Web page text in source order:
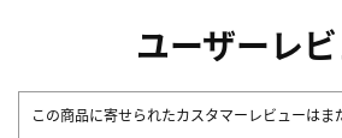
ユーザーレ
この商品に寄せられたカスタマーレビューはま